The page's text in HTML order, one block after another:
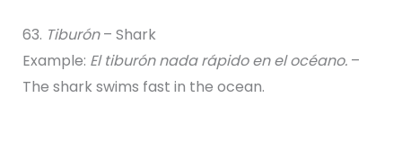
63. Tiburón– Shark
Example: El tiburón nada rápido en el océano.–
The shark swims fast in the ocean.